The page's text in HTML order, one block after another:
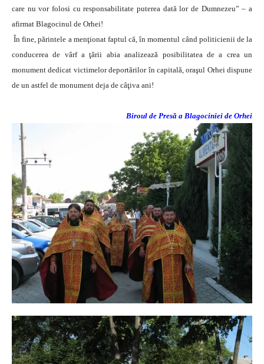
care nu vor folosi cu responsabilitate puterea dată lor de Dumnezeu” – a
afirmat Blagocinul de Orhei!
În fine, părintele a menţionat faptul că, în momentul când politicienii de la
conducerea de vârf a ţării abia analizează posibilitatea de a crea un
monument dedicat victimelor deportărilor în capitală, oraşul Orhei dispune
de un astfel de monument deja de câţiva ani!
Biroul de Presă a Blagociniei de Orhei